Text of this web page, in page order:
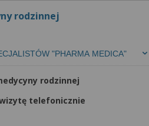
rodzinnej
"PHARMA MEDICA"
rodzinnej
telefonicznie